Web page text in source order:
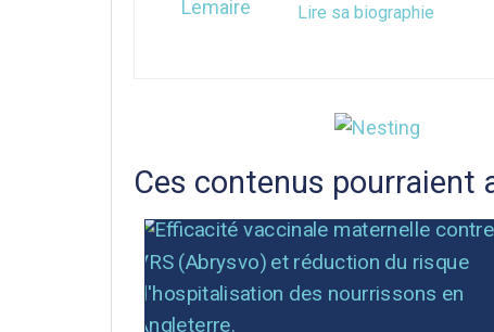
Lire sa biographie
Ces contenus pourraient